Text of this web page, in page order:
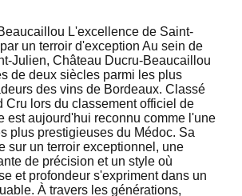
L'excellence de Saint-
un terroir d'exception Au sein de
Julien, Château Ducru-Beaucaillou
de deux siècles parmi les plus
des vins de Bordeaux. Classé
Cru lors du classement officiel de
est aujourd'hui reconnu comme l'une
plus prestigieuses du Médoc. Sa
sur un terroir exceptionnel, une
de précision et un style où
et profondeur s'expriment dans un
À travers les générations,